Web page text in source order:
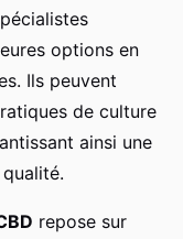
options en
Ils peuvent
de culture
ainsi une
repose sur